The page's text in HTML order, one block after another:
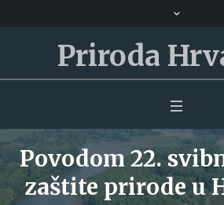
Priroda
Povodom 22.
zaštite prirode u